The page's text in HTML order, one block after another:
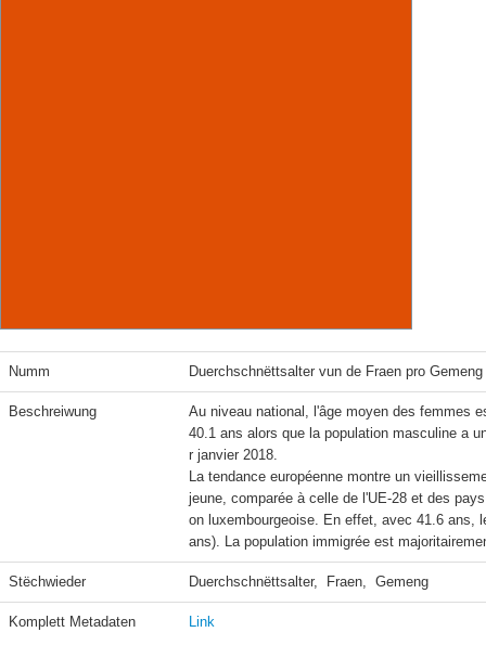
Numm Duerchschnëttsalter vun de Fraen pro
Beschreiwung
Au niveau national, l'âge moyen des femmes
40.1 ans alors que la population masculine a
r janvier 2018.
La tendance européenne montre un
jeune, comparée à celle de l'UE-28 et des
on luxembourgeoise. En effet, avec 41.6 ans,
ans). La population immigrée est
Stëchwieder Duerchschnëttsalter,  Fraen,  Gemeng
Komplett Metadaten Link